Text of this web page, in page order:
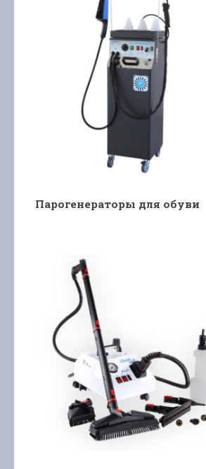
Парогенераторы для обуви